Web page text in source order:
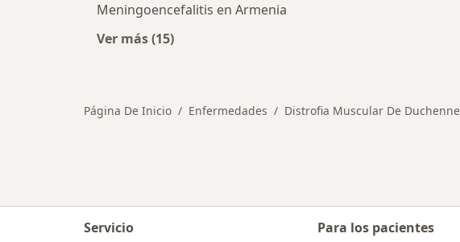
Meningoencefalitis en Armenia
Ver más (15)
Página De Inicio Enfermedades Distrofia Muscular De Duchenne
Servicio Para los pacientes